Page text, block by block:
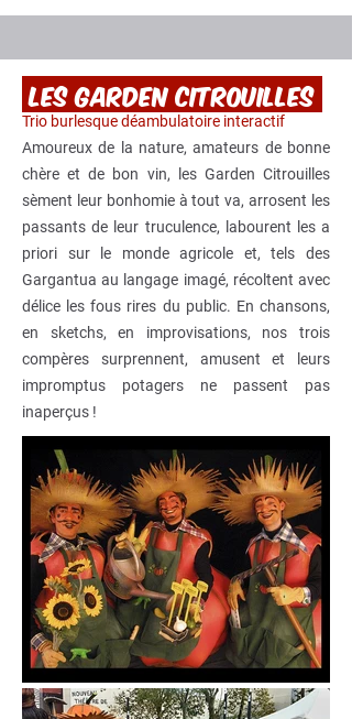
Les garden citrouilles
Trio burlesque déambulatoire interactif
Amoureux de la nature, amateurs de bonne
chère et de bon vin, les Garden Citrouilles
sèment leur bonhomie à tout va, arrosent les
passants de leur truculence, labourent les a
priori sur le monde agricole et, tels des
Gargantua au langage imagé, récoltent avec
délice les fous rires du public. En chansons,
en sketchs, en improvisations, nos trois
compères surprennent, amusent et leurs
impromptus potagers ne passent pas
inaperçus !